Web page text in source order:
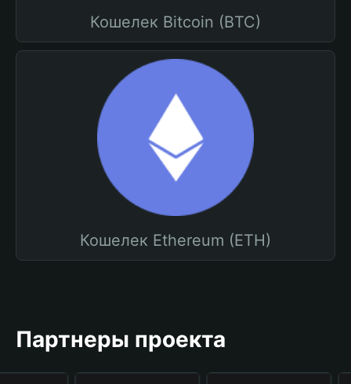
Кошелек Bitcoin (BTC)
Кошелек Ethereum (ETH)
Партнеры проекта